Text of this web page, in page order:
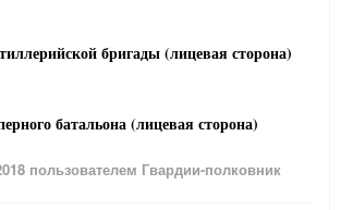
бригады (лицевая сторона)
батальона (лицевая сторона)
пользователем Гвардии-полковник